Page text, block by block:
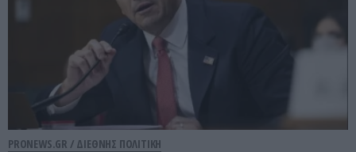
PRONEWS.GR / ΔΙΕΘΝΗΣ ΠΟΛΙΤΙΚΗ